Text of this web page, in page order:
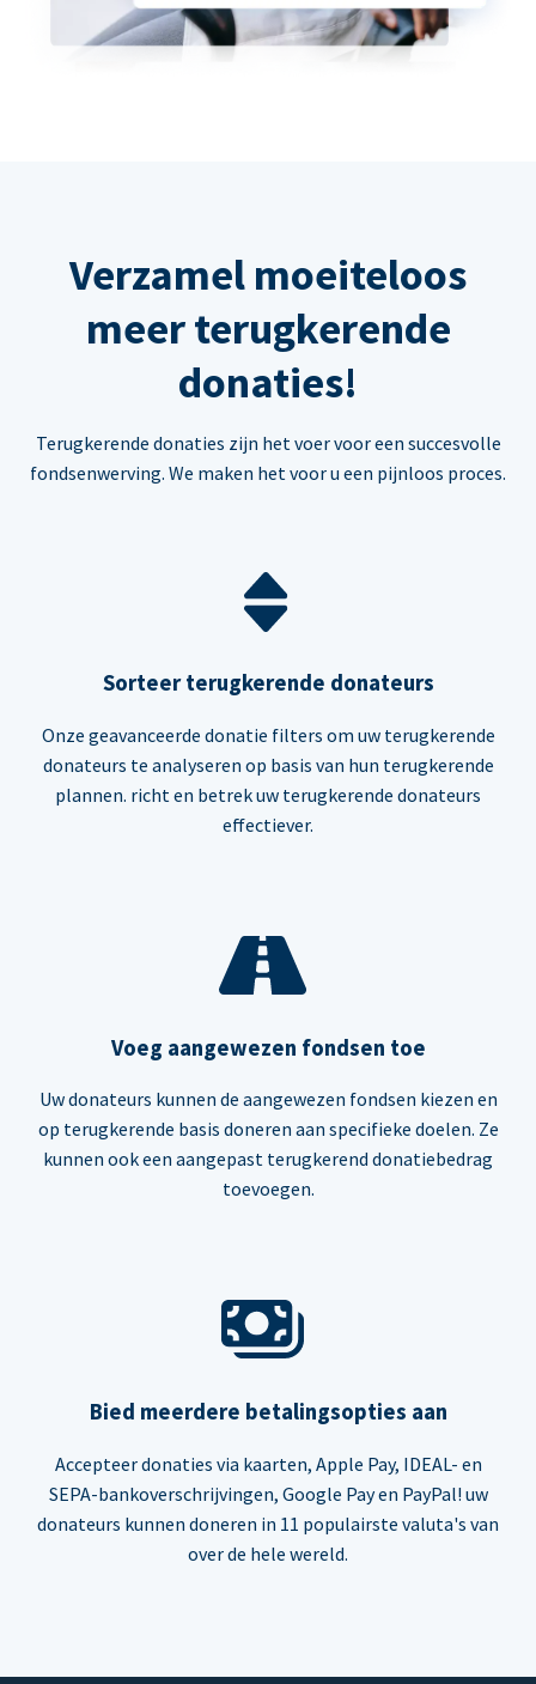
Verzamel moeiteloos
meer terugkerende
donaties!
Terugkerende donaties zijn het voer voor een succesvolle
fondsenwerving. We maken het voor u een pijnloos proces.
Sorteer terugkerende donateurs
Onze geavanceerde donatie filters om uw terugkerende
donateurs te analyseren op basis van hun terugkerende
plannen. richt en betrek uw terugkerende donateurs
effectiever.
Voeg aangewezen fondsen toe
Uw donateurs kunnen de aangewezen fondsen kiezen en
op terugkerende basis doneren aan specifieke doelen. Ze
kunnen ook een aangepast terugkerend donatiebedrag
toevoegen.
Bied meerdere betalingsopties aan
Accepteer donaties via kaarten, Apple Pay, IDEAL- en
SEPA-bankoverschrijvingen, Google Pay en PayPal! uw
donateurs kunnen doneren in 11 populairste valuta's van
over de hele wereld.